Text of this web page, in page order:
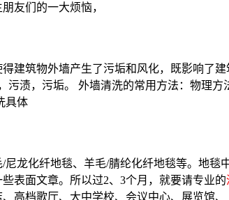
友们的一大烦恼，
建筑物外墙产生了污垢和风化，既影响了
渍，污垢。 外墙清洗的常用方法：物理方
具体
龙化纤地毯、羊毛/腈纶化纤地毯等。地毯
表面文章。所以过2、3个月，就要请专业的
高档歌厅、大中学校、会议中心、展览馆、